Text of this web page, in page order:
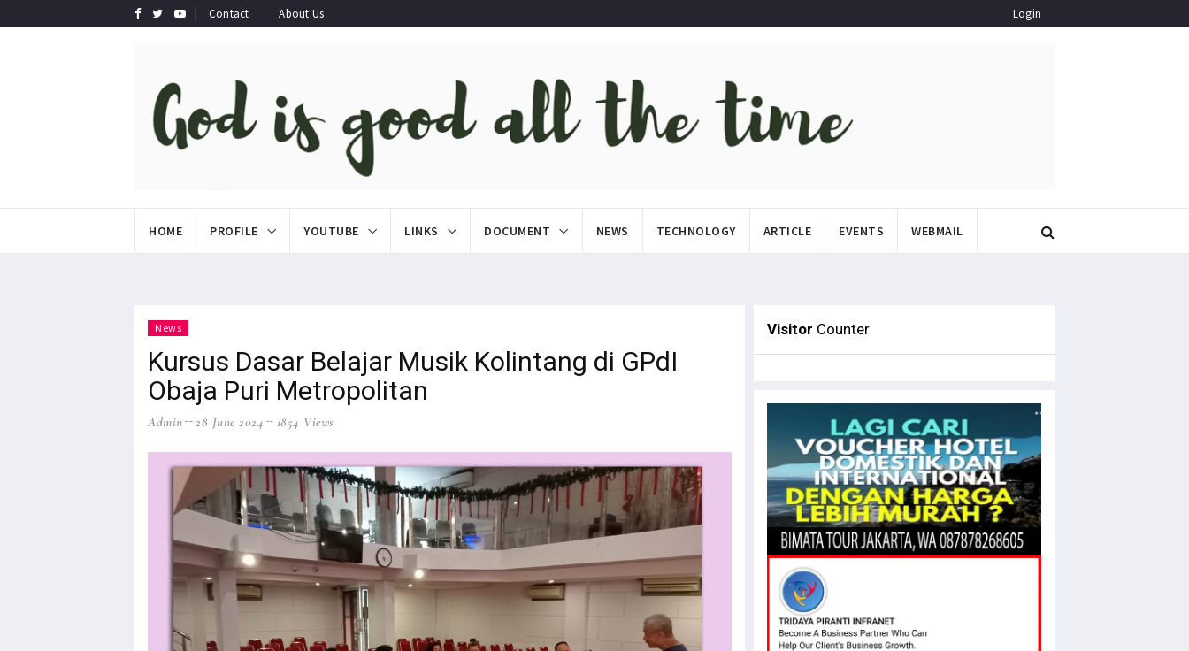
Contact About Us Login
HOME PROFILE YOUTUBE LINKS DOCUMENT NEWS TECHNOLOGY ARTICLE EVENTS WEBMAIL
News
Kursus Dasar Belajar Musik Kolintang di GPdI
Obaja Puri Metropolitan
Admin 28 June 2024 1854 Views
Visitor Counter